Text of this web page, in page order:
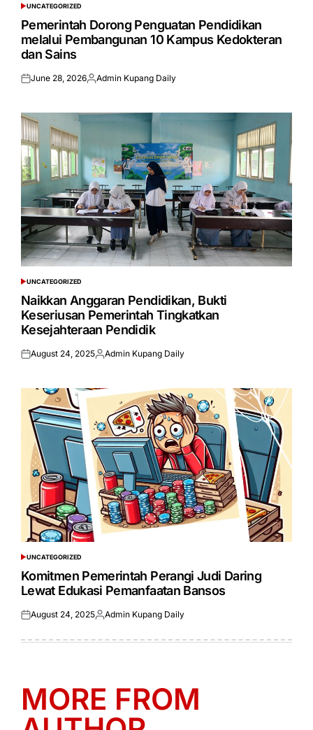
POSTED
IN
UNCATEGORIZED
Pemerintah Dorong Penguatan Pendidikan
melalui Pembangunan 10 Kampus Kedokteran
dan Sains
Posted
June 28, 2026Posted
Admin Kupang Daily
POSTED
IN
UNCATEGORIZED
Naikkan Anggaran Pendidikan, Bukti
Keseriusan Pemerintah Tingkatkan
Kesejahteraan Pendidik
Posted
August 24, 2025Posted
Admin Kupang Daily
POSTED
IN
UNCATEGORIZED
Komitmen Pemerintah Perangi Judi Daring
Lewat Edukasi Pemanfaatan Bansos
Posted
August 24, 2025Posted
Admin Kupang Daily
MORE FROM